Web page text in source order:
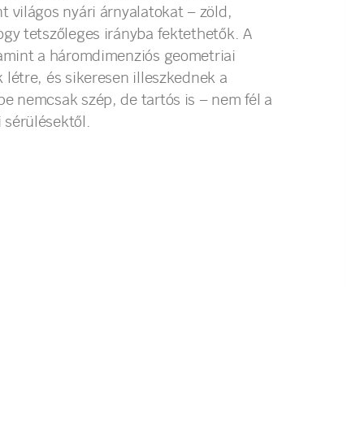
világos nyári árnyalatokat – zöld,
tetszőleges irányba fektethetők. A
a háromdimenziós geometriai
és sikeresen illeszkednek a
nemcsak szép, de tartós is – nem fél a
sérülésektől.